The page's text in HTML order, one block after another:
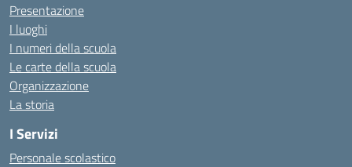
Presentazione
I luoghi
I numeri della scuola
Le carte della scuola
Organizzazione
La storia
I Servizi
Personale scolastico